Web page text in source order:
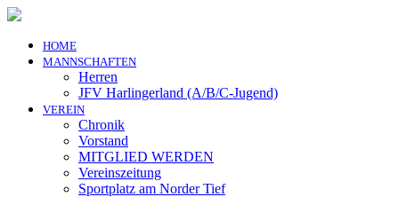
HOME
MANNSCHAFTEN
Herren
JFV Harlingerland (A/B/C-Jugend)
VEREIN
Chronik
Vorstand
MITGLIED WERDEN
Vereinszeitung
Sportplatz am Norder Tief